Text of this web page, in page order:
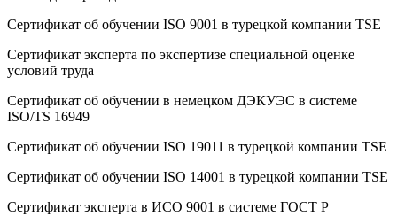
Сертификат об oбучeнии ISO 9001 в турецкой компании TSE
Сертификат эксперта по экспертизе специальной оценке
условий труда
Сертификат об oбучeнии в немецком ДЭКУЭС в системе
ISO/TS 16949
Сертификат об oбучeнии ISO 19011 в турецкой компании TSE
Сертификат об oбучeнии ISO 14001 в турецкой компании TSE
Сертификат эксперта в ИСО 9001 в системе ГОСТ Р